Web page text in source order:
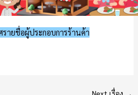
รายชื่อผู้ประกอบการร้านค้า